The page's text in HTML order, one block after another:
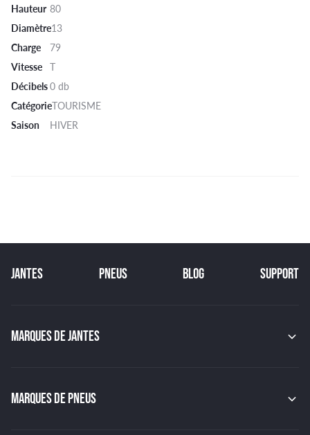
Hauteur 80
Diamètre13
Charge
79
Vitesse T
Décibels0 db
CatégorieTOURISME
Saison
HIVER
JANTES PNEUS BLOG SUPPORT
MARQUES DE JANTES
GMP
JAPAN RACING
MARQUES DE PNEUS